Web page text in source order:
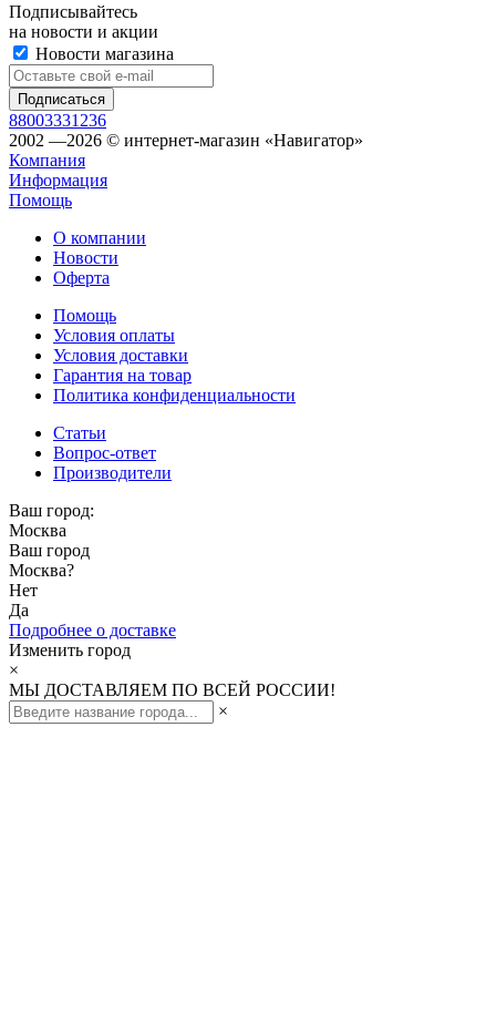
Подписывайтесь
на новости и акции
Новости магазина
88003331236
2002 —2026 © интернет-магазин «Навигатор»
Компания
Информация
Помощь
О компании
Новости
Оферта
Помощь
Условия оплаты
Условия доставки
Гарантия на товар
Политика конфиденциальности
Статьи
Вопрос-ответ
Производители
Ваш город:
Москва
Ваш город
Москва?
Нет
Да
Подробнее о доставке
Изменить город
×
МЫ ДОСТАВЛЯЕМ ПО ВСЕЙ РОССИИ!
×